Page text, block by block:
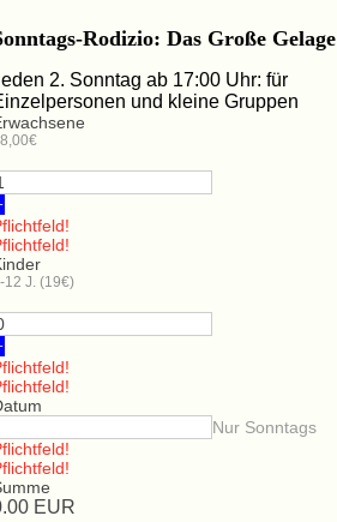
Rodizio: Das Große Gelage
2. Sonntag ab 17:00 Uhr: für
und kleine Gruppen
12 J. (19€)
Nur Sonntags
EUR